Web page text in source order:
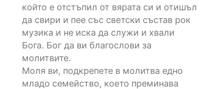
който е отстъпил от вярата си и отишъл
да свири и пее със светски състав рок
музика и не иска да служи и хвали
Бога. Бог да ви благослови за
молитвите.
Моля ви, подкрепете в молитва едно
младо семейство, което преминава